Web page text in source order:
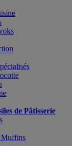
de Pâtisserie
Muffins